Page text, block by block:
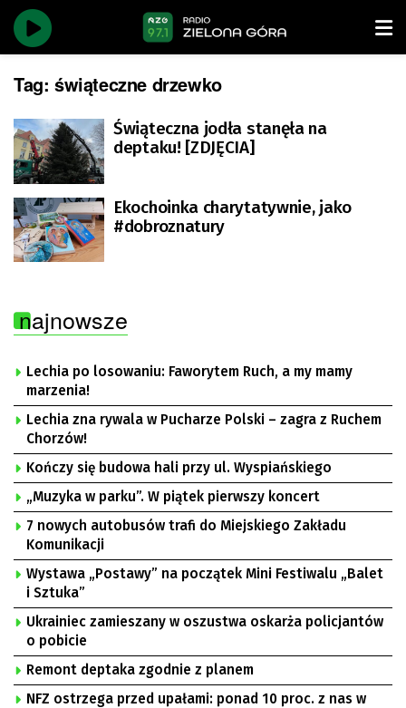
Tag: świąteczne drzewko
Świąteczna jodła stanęła na
deptaku! [ZDJĘCIA]
Ekochoinka charytatywnie, jako
#dobroznatury
najnowsze
Lechia po losowaniu: Faworytem Ruch, a my mamy
marzenia!
Lechia zna rywala w Pucharze Polski – zagra z Ruchem
Chorzów!
Kończy się budowa hali przy ul. Wyspiańskiego
„Muzyka w parku”. W piątek pierwszy koncert
7 nowych autobusów trafi do Miejskiego Zakładu
Komunikacji
Wystawa „Postawy” na początek Mini Festiwalu „Balet
i Sztuka”
Ukrainiec zamieszany w oszustwa oskarża policjantów
o pobicie
Remont deptaka zgodnie z planem
NFZ ostrzega przed upałami: ponad 10 proc. z nas w